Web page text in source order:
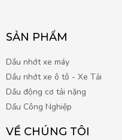
SẢN PHẨM
Dầu nhớt xe máy
Dầu nhớt xe ô tô - Xe Tải
Dầu động cơ tải nặng
Dầu Công Nghiệp
VỀ CHÚNG TÔI